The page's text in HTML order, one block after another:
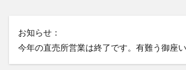
お知らせ：
今年の直売所営業は終了です。有難う御座い